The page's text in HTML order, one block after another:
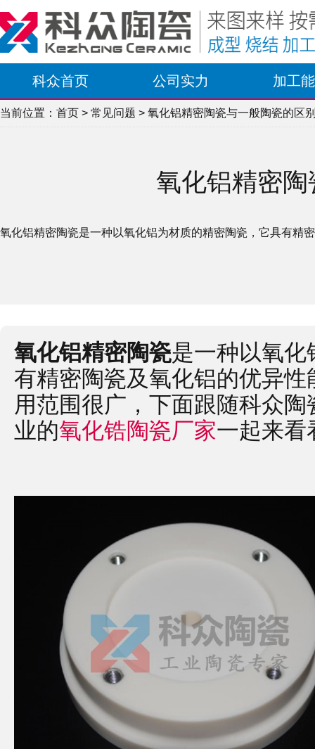
科众首页 公司实力 加工
当前位置： 首页 > 常见问题 > 氧化铝精密陶瓷与一般陶瓷的区
氧化铝精密
氧化铝精密陶瓷是一种以氧化铝为材质的精密陶瓷，它具有
氧化铝精密陶瓷是一种以氧化
有精密陶瓷及氧化铝的优异
用范围很广，下面跟随科众
业的氧化锆陶瓷厂家一起来看